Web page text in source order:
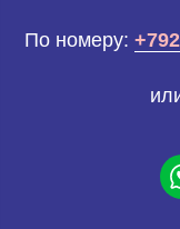
По номеру: